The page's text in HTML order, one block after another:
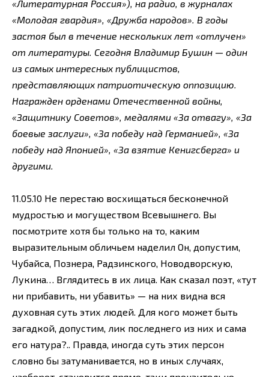
«Литературная Россия»), на радио, в журналах
«Молодая гвардия», «Дружба народов». В годы
застоя был в течение нескольких лет «отлучен»
от литературы. Сегодня Владимир Бушин — один
из самых интересных публицистов,
представляющих патриотическую оппозицию.
Награжден орденами Отечественной войны,
«Защитнику Советов», медалями «За отвагу», «За
боевые заслуги», «За победу над Германией», «За
победу над Японией», «За взятие Кенигсберга» и
другими.
11.05.10 Не перестаю восхищаться бесконечной
мудростью и могуществом Всевышнего. Вы
посмотрите хотя бы только на то, каким
выразительным обличьем наделил Он, допустим,
Чубайса, Познера, Радзинского, Новодворскую,
Лукина… Вглядитесь в их лица. Как сказал поэт, «тут
ни прибавить, ни убавить» — на них видна вся
духовная суть этих людей. Для кого может быть
загадкой, допустим, лик последнего из них и сама
его натура?.. Правда, иногда суть этих персон
словно бы затуманивается, но в иных случаях,